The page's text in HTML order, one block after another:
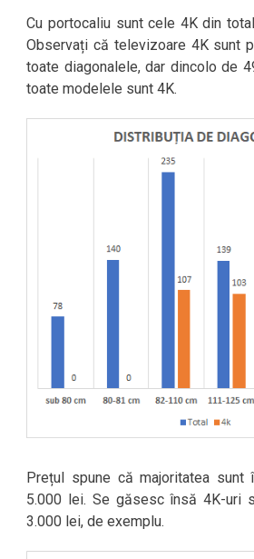
Cu portocaliu sunt cele 4K din
Observați că televizoare 4K sunt
toate diagonalele, dar dincolo de
toate modelele sunt 4K.
Prețul spune că majoritatea sunt
5.000 lei. Se găsesc însă 4K-uri
3.000 lei, de exemplu.